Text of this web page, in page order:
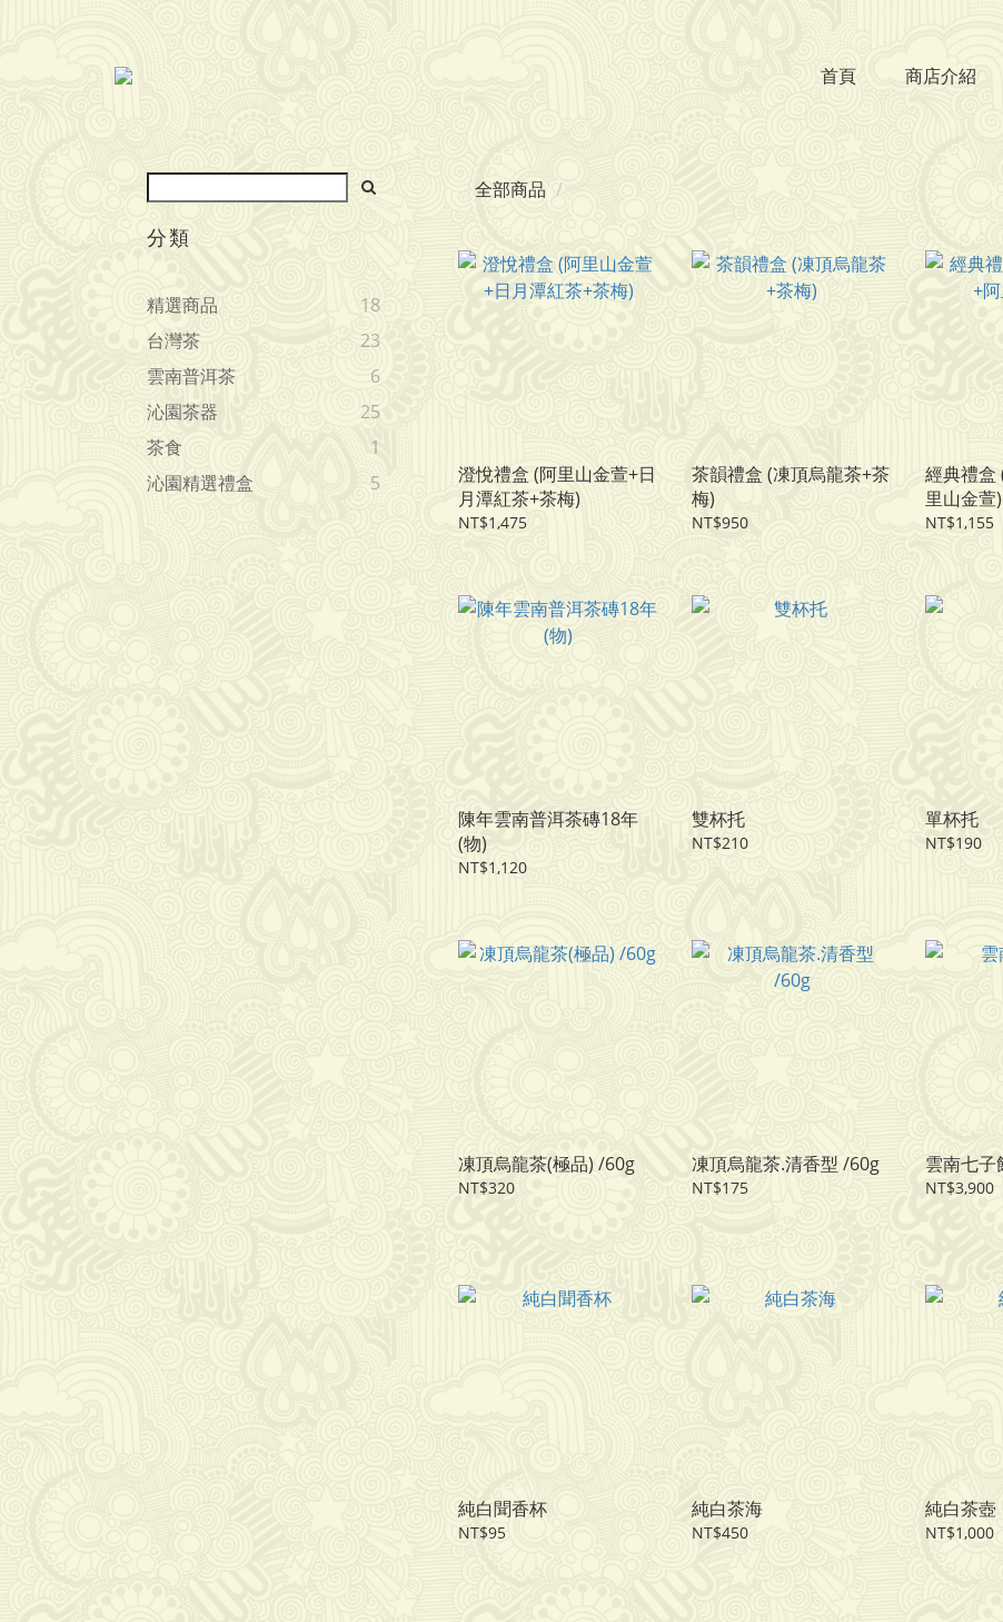
首頁 商店介紹
分類
精選商品
18
台灣茶
23
雲南普洱茶
6
沁園茶器
25
茶食
1
沁園精選禮盒
5
全部商品
澄悅禮盒 (阿里山金萱+日
月潭紅茶+茶梅)
NT$1,475
茶韻禮盒 (凍頂烏龍茶+茶
梅)
NT$950
經典禮盒
里山金萱)
NT$1,155
陳年雲南普洱茶磚18年
(物)
NT$1,120
雙杯托
NT$210
單杯托
NT$190
凍頂烏龍茶(極品) /60g
NT$320
凍頂烏龍茶.清香型 /60g
NT$175
雲南七子
NT$3,900
純白聞香杯
NT$95
純白茶海
NT$450
純白茶壺
NT$1,000